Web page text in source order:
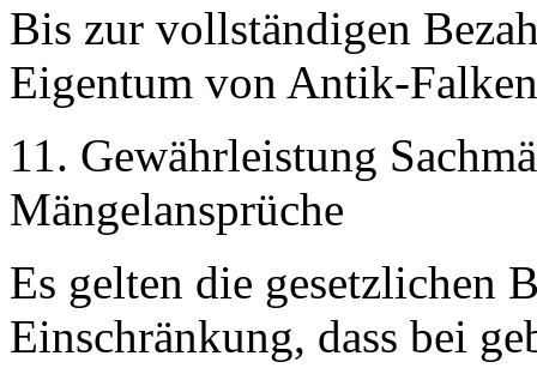
Bis zur vollständigen
Eigentum von Antik-
11. Gewährleistung
Mängelansprüche
Es gelten die gesetzlichen
Einschränkung, dass bei